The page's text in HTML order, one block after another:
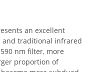
an excellent
and traditional infrared
nm filter, more
proportion of